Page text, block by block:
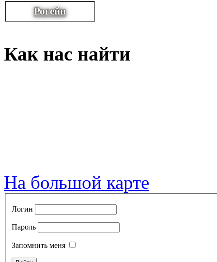
Рогейн
Как нас найти
На большой карте
Логин
Пароль
Запомнить меня